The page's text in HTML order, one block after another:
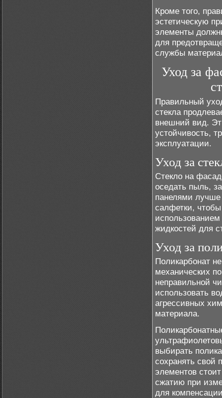
Кроме того,
эстетическую
элементы
для
службы
Уход за
Правильный
стекла
внешний вид.
устойчивость,
эксплуатации.
Уход за
Стекло на
оседать пыль,
панелями лучше
салфетки,
жидкостей для
Уход за
Поликарбонат
механических
неправильной
использовать
агрессивных
материала.
выбирать
сохранять свой
элементов
сжатию при
для